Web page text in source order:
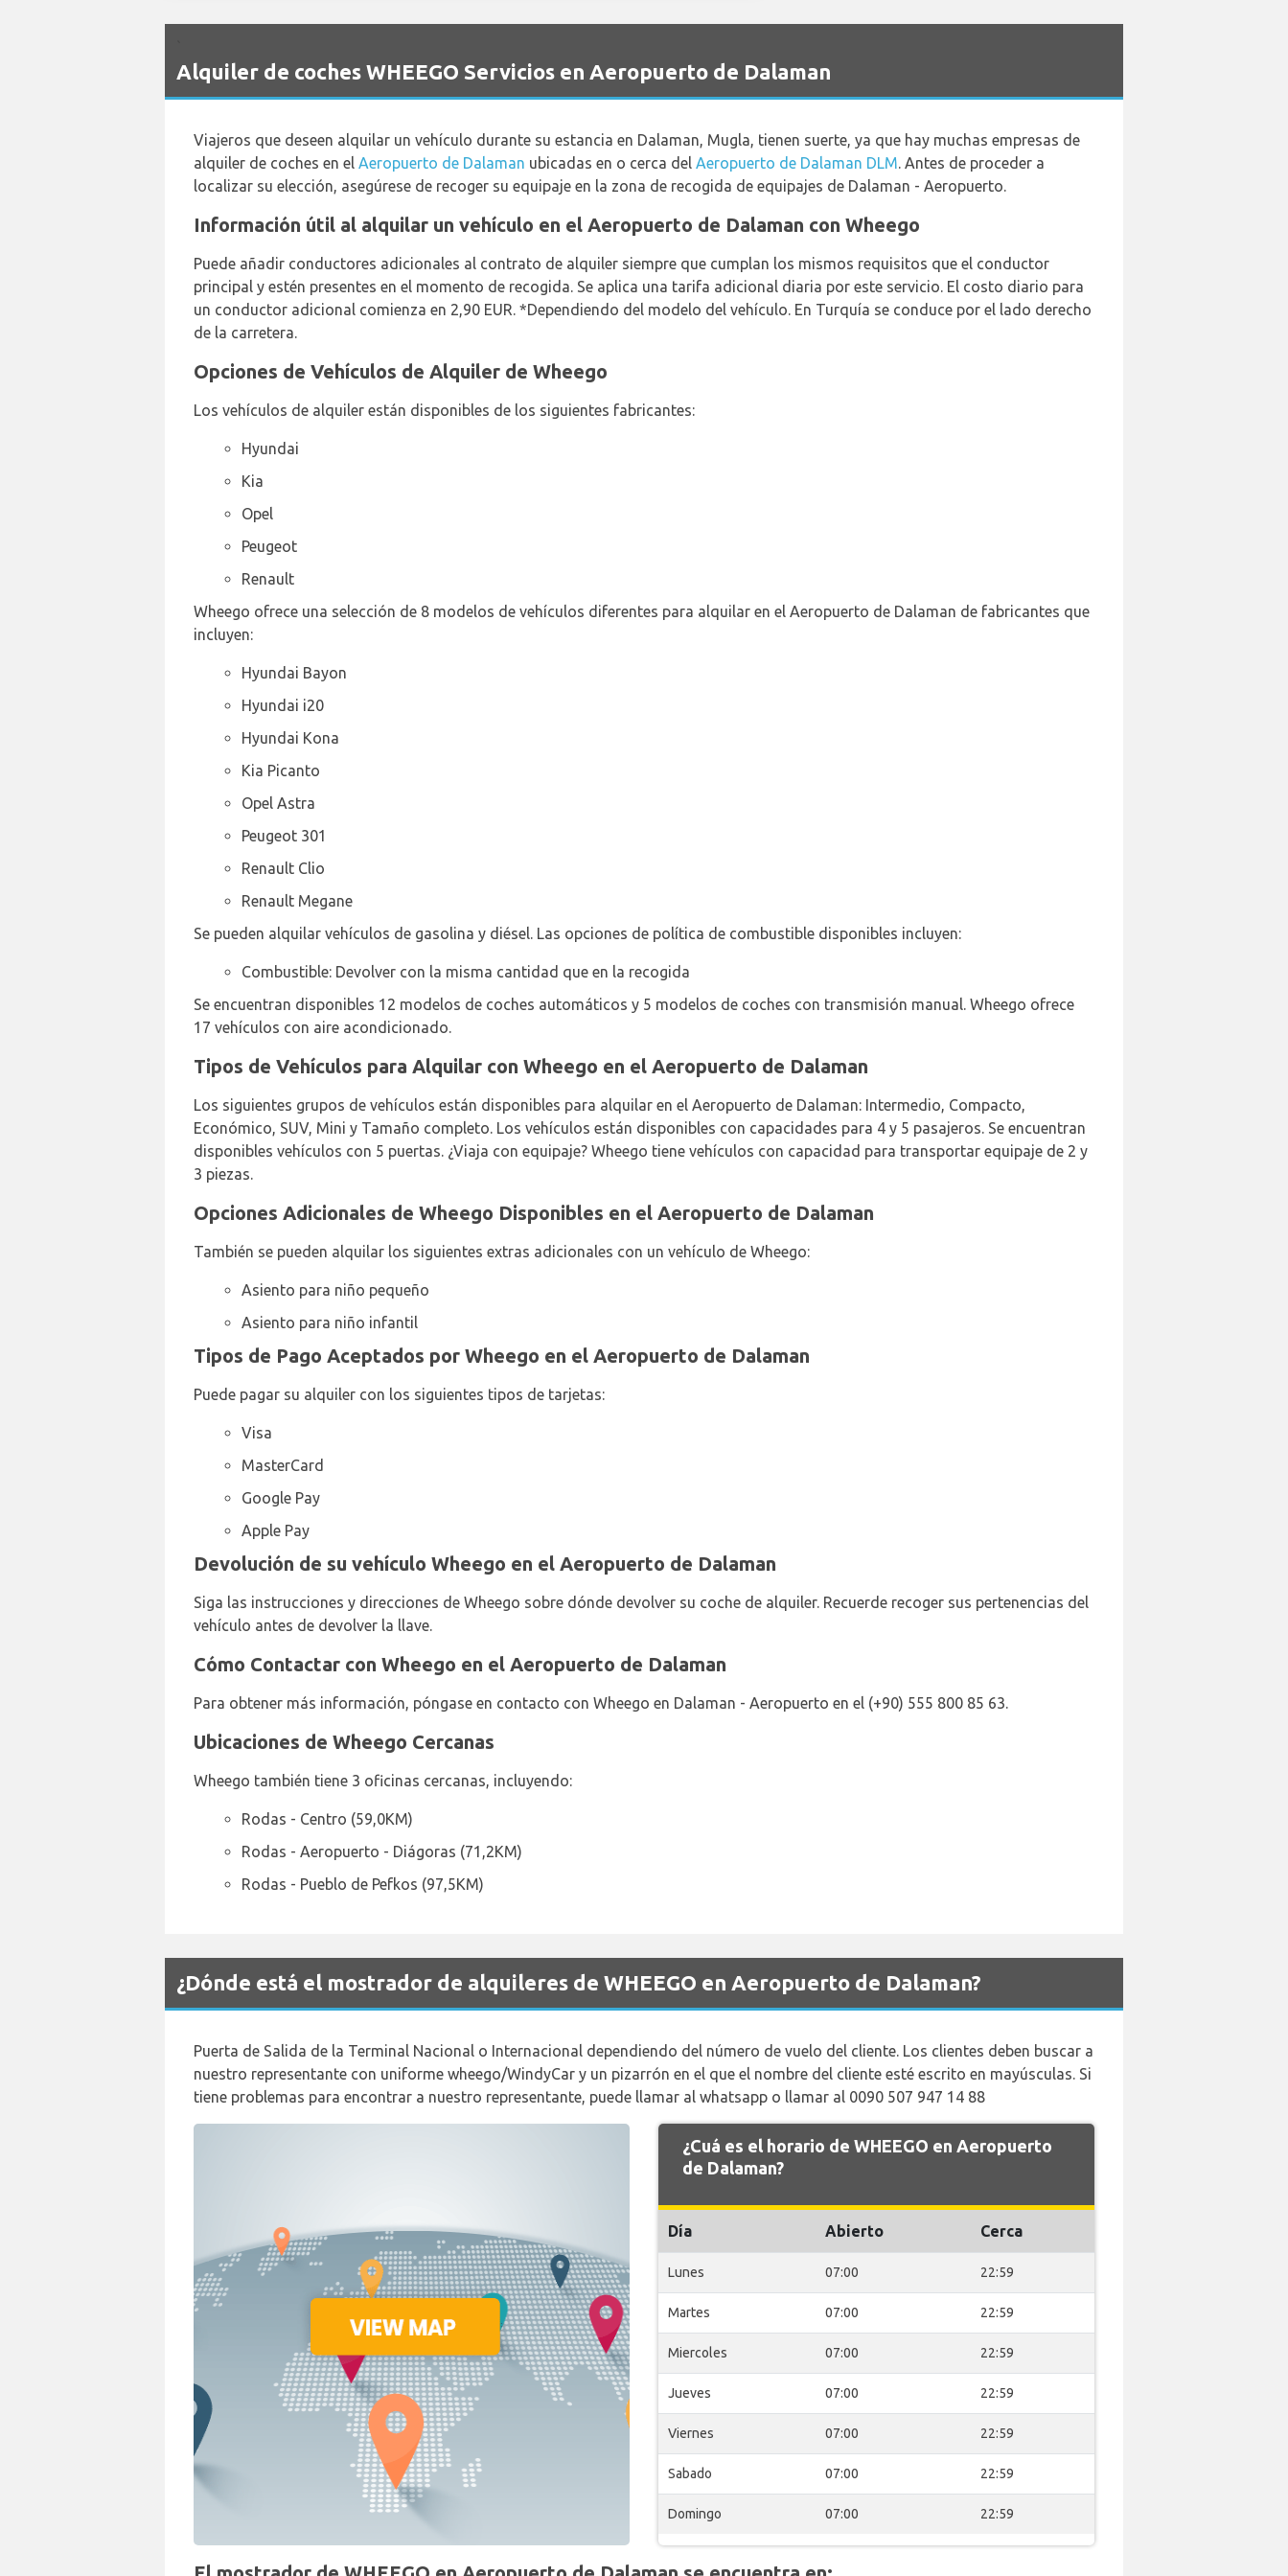
Alquiler de coches WHEEGO Servicios en Aeropuerto de Dalaman
Viajeros que deseen alquilar un vehículo durante su estancia en Dalaman, Mugla, tienen suerte, ya que hay muchas empresas de
alquiler de coches en el Aeropuerto de Dalaman ubicadas en o cerca del Aeropuerto de Dalaman DLM. Antes de proceder a
localizar su elección, asegúrese de recoger su equipaje en la zona de recogida de equipajes de Dalaman - Aeropuerto.
Información útil al alquilar un vehículo en el Aeropuerto de Dalaman con Wheego
Puede añadir conductores adicionales al contrato de alquiler siempre que cumplan los mismos requisitos que el conductor
principal y estén presentes en el momento de recogida. Se aplica una tarifa adicional diaria por este servicio. El costo diario para
un conductor adicional comienza en 2,90 EUR. *Dependiendo del modelo del vehículo. En Turquía se conduce por el lado derecho
de la carretera.
Opciones de Vehículos de Alquiler de Wheego
Los vehículos de alquiler están disponibles de los siguientes fabricantes:
Hyundai
Kia
Opel
Peugeot
Renault
Wheego ofrece una selección de 8 modelos de vehículos diferentes para alquilar en el Aeropuerto de Dalaman de fabricantes que
incluyen:
Hyundai Bayon
Hyundai i20
Hyundai Kona
Kia Picanto
Opel Astra
Peugeot 301
Renault Clio
Renault Megane
Se pueden alquilar vehículos de gasolina y diésel. Las opciones de política de combustible disponibles incluyen:
Combustible: Devolver con la misma cantidad que en la recogida
Se encuentran disponibles 12 modelos de coches automáticos y 5 modelos de coches con transmisión manual. Wheego ofrece
17 vehículos con aire acondicionado.
Tipos de Vehículos para Alquilar con Wheego en el Aeropuerto de Dalaman
Los siguientes grupos de vehículos están disponibles para alquilar en el Aeropuerto de Dalaman: Intermedio, Compacto,
Económico, SUV, Mini y Tamaño completo. Los vehículos están disponibles con capacidades para 4 y 5 pasajeros. Se encuentran
disponibles vehículos con 5 puertas. ¿Viaja con equipaje? Wheego tiene vehículos con capacidad para transportar equipaje de 2 y
3 piezas.
Opciones Adicionales de Wheego Disponibles en el Aeropuerto de Dalaman
También se pueden alquilar los siguientes extras adicionales con un vehículo de Wheego:
Asiento para niño pequeño
Asiento para niño infantil
Tipos de Pago Aceptados por Wheego en el Aeropuerto de Dalaman
Puede pagar su alquiler con los siguientes tipos de tarjetas:
Visa
MasterCard
Google Pay
Apple Pay
Devolución de su vehículo Wheego en el Aeropuerto de Dalaman
Siga las instrucciones y direcciones de Wheego sobre dónde devolver su coche de alquiler. Recuerde recoger sus pertenencias del
vehículo antes de devolver la llave.
Cómo Contactar con Wheego en el Aeropuerto de Dalaman
Para obtener más información, póngase en contacto con Wheego en Dalaman - Aeropuerto en el (+90) 555 800 85 63.
Ubicaciones de Wheego Cercanas
Wheego también tiene 3 oficinas cercanas, incluyendo:
Rodas - Centro (59,0KM)
Rodas - Aeropuerto - Diágoras (71,2KM)
Rodas - Pueblo de Pefkos (97,5KM)
¿Dónde está el mostrador de alquileres de WHEEGO en Aeropuerto de Dalaman?
Puerta de Salida de la Terminal Nacional o Internacional dependiendo del número de vuelo del cliente. Los clientes deben buscar a
nuestro representante con uniforme wheego/WindyCar y un pizarrón en el que el nombre del cliente esté escrito en mayúsculas. Si
tiene problemas para encontrar a nuestro representante, puede llamar al whatsapp o llamar al 0090 507 947 14 88
¿Cuá es el horario de WHEEGO en Aeropuerto
de Dalaman?
Día Abierto Cerca
Lunes 07:00 22:59
Martes 07:00 22:59
Miercoles 07:00 22:59
Jueves 07:00 22:59
Viernes 07:00 22:59
Sabado 07:00 22:59
Domingo 07:00 22:59